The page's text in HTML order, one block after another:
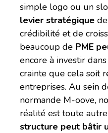
simple logo ou un
levier stratégique
crédibilité et de
beaucoup de PME
encore à investir
crainte que cela soit
entreprises. Au sein
normande M-oove,
réalité est toute autre
structure peut bâtir